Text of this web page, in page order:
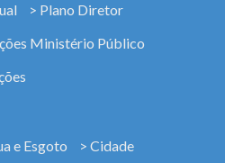
> Plano Diretor
Ministério Público
e Esgoto
> Cidade